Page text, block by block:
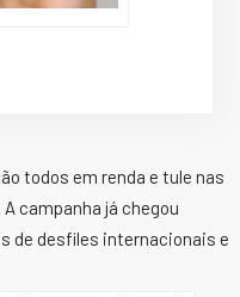
todos em renda e tule nas
campanha já chegou
de desfiles internacionais e